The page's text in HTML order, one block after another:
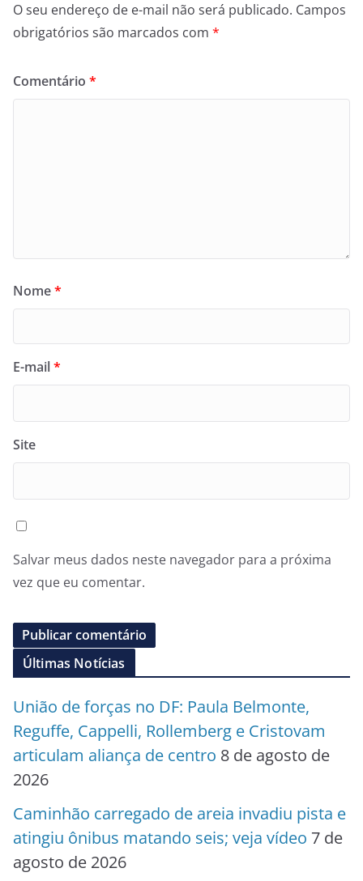
O seu endereço de e-mail não será publicado. Campos
obrigatórios são marcados com *
Comentário *
Nome*
E-mail*
Site
Salvar meus dados neste navegador para a próxima
vez que eu comentar.
Últimas Notícias
União de forças no DF: Paula Belmonte,
Reguffe, Cappelli, Rollemberg e Cristovam
articulam aliança de centro 8 de agosto de
2026
Caminhão carregado de areia invadiu pista e
atingiu ônibus matando seis; veja vídeo 7 de
agosto de 2026